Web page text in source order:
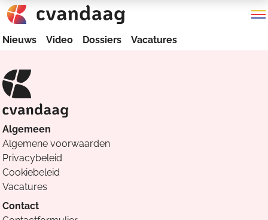
Nieuws Video Dossiers Vacatures
Algemeen
Algemene voorwaarden
Privacybeleid
Cookiebeleid
Vacatures
Contact